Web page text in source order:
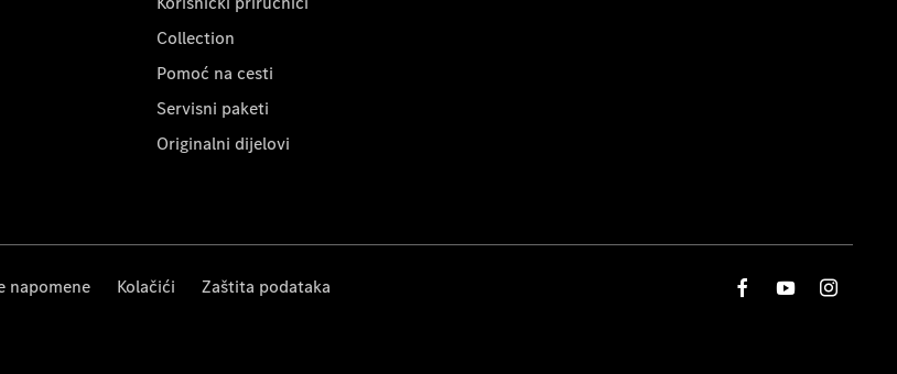
Collection
Pomoć na cesti
Servisni paketi
Originalni dijelovi
napomene Kolačići Zaštita podataka